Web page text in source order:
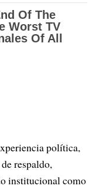
política,
respaldo,
institucional como